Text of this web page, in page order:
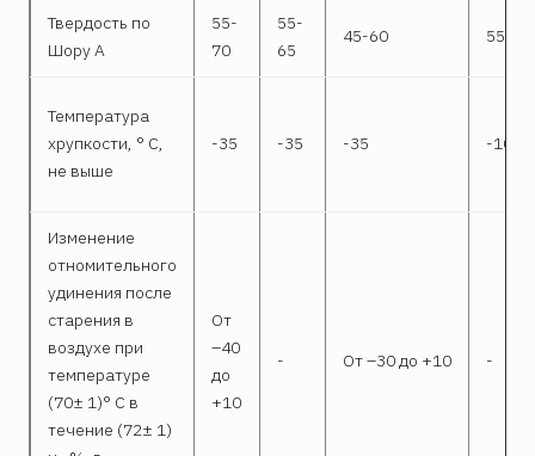
Твердость по
Шору А
55-
70
55-
65
45-60 55-70
Температура
хрупкости, ° С,
не выше
-35 -35 -35 -10
Изменение
отномительного
удинения после
старения в
воздухе при
температуре
(70± 1)° С в
течение (72± 1)
От
–40
до
+10
- От –30 до +10 -